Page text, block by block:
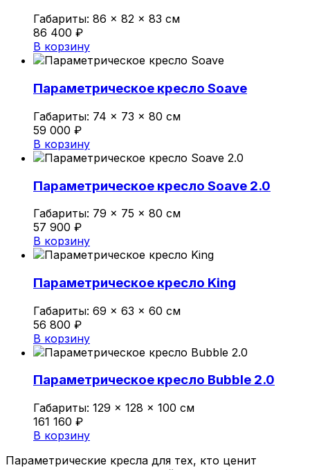
Габариты: 86 × 82 × 83 см
86 400 ₽
В корзину
Параметрическое кресло Soave
Габариты: 74 × 73 × 80 см
59 000 ₽
В корзину
Параметрическое кресло Soave 2.0
Габариты: 79 × 75 × 80 см
57 900 ₽
В корзину
Параметрическое кресло King
Габариты: 69 × 63 × 60 см
56 800 ₽
В корзину
Параметрическое кресло Bubble 2.0
Габариты: 129 × 128 × 100 см
161 160 ₽
В корзину
Параметрические кресла для тех, кто ценит